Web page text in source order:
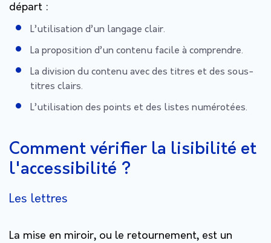
départ :
L’utilisation d’un langage clair.
La proposition d’un contenu facile à comprendre.
La division du contenu avec des titres et des sous-
titres clairs.
L’utilisation des points et des listes numérotées.
Comment vérifier la lisibilité et
l'accessibilité ?
Les lettres
La mise en miroir, ou le retournement, est un